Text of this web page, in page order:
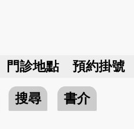
門診地點 預約掛號
搜尋
書介